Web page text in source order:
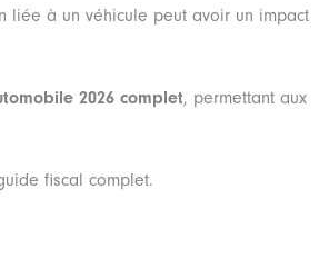
liée à un véhicule peut avoir un impact
2026 complet, permettant aux
fiscal complet.